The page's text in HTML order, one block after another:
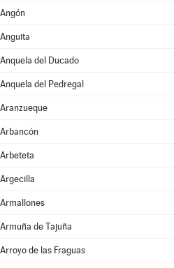
Angón
Anguita
Anquela del Ducado
Anquela del Pedregal
Aranzueque
Arbancón
Arbeteta
Argecilla
Armallones
Armuña de Tajuña
Arroyo de las Fraguas